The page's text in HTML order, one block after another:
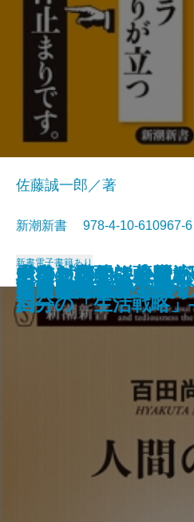
水道を救え―AIベ
クタ」の挑戦―
コスパで考える学
プリズン・ドクター
バカと無知―人間
生きもの―
ドーパミン中毒
その対応では会社
教える危機管理教
山奥ビジネス―一
する―
ドキュメント小説
ない非行少年たち
芸能界誕生
あなたの小説には
―超実践的創作講
佐藤誠一郎／著
新潮新書 978-4-10-
新書電子書籍あり
人間の業
老後の心配はおや
自分の「生活戦略
人生はそれでも続く
秀吉を討て―薩摩・
約―
スマホで薬物を買
韓国 超ネット社会
ストレス脳
松田聖子の誕生
韓国民主政治の自壊
桑田佳祐論